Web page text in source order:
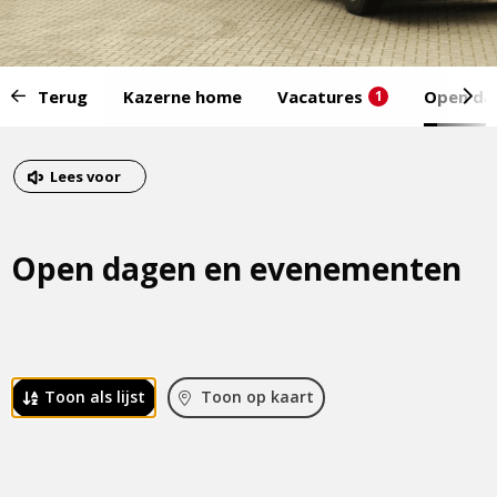
van
menu:
Terug Kazerne home Vacatures 1 Open
van
het
Dit
externe
Lees voor
Open dagen en evenementen
Toon als lijst Toon op kaart